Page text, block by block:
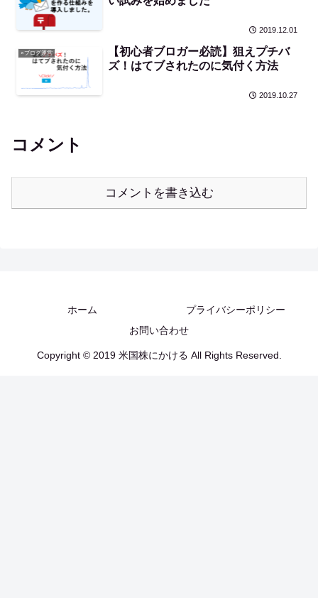
2019.12.01
×ブログ運営
【初心者ブロガー必読】狙えプチバ
ズ！はてブされたのに気付く方法
2019.10.27
コメント
コメントを書き込む
ホーム
プライバシーポリシー
お問い合わせ
Copyright © 2019 米国株にかける All Rights Reserved.